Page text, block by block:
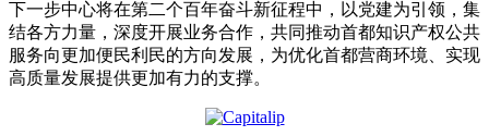
下一步中心将在第二个百年奋斗新征程中，以党建为引领，集
结各方力量，深度开展业务合作，共同推动首都知识产权公共
服务向更加便民利民的方向发展，为优化首都营商环境、实现
高质量发展提供更加有力的支撑。